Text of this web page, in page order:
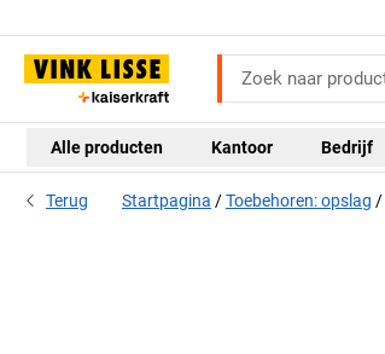
Alle producten Kantoor Bedrijf
Terug Startpagina Toebehoren: opslag